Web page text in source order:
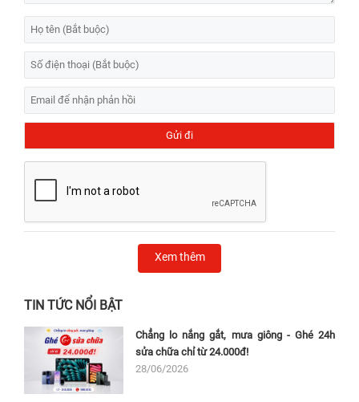
Xem thêm
TIN TỨC NỔI BẬT
Chẳng lo nắng gắt, mưa giông - Ghé 24h
sửa chữa chỉ từ 24.000đ!
28/06/2026